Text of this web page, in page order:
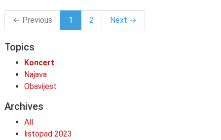
← Previous 1 2 Next →
Topics
Koncert
Najava
Obavijest
Archives
All
listopad 2023